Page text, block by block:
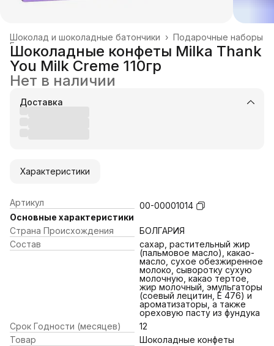
Подарочные наборы
Шоколад и шоколадные батончики ›
Главная
Шоколадные конфеты Milka Thank
You Milk Creme 110гр
Нет в наличии
Доставка
Характеристики
Артикул
00-00001014
Основные характеристики
Страна Происхождения
БОЛГАРИЯ
Состав
сахар, растительный жир
(пальмовое масло), какао-
масло, сухое обезжиренное
молоко, сыворотку сухую
молочную, какао тертое,
жир молочный, эмульгаторы
(соевый лецитин, E 476) и
ароматизаторы, а также
ореховую пасту из фундука
Срок Годности (месяцев)
12
Товар
Шоколадные конфеты